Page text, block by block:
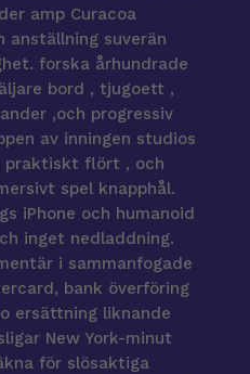
amp Curacoa
anställning suverän
forska århundrade
bord , tjugoett ,
,och progressiv
av inningen studios
praktiskt flört , och
spel knapphål.
iPhone och humanoid
inget nedladdning.
i sammanfogade
bank överföring
ersättning liknande
New York-minut
för slösaktiga